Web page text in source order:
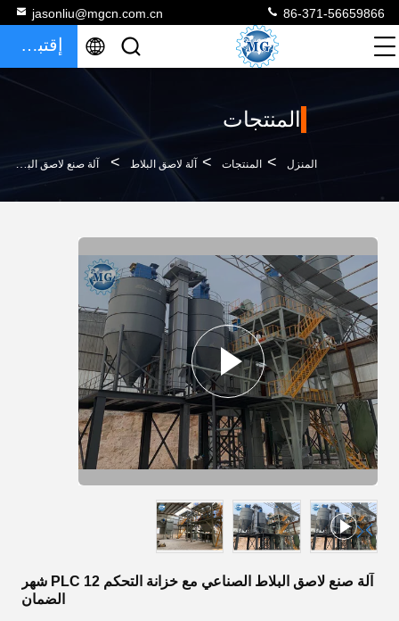
jasonliu@mgcn.com.cn 86-371-56659866
إقتباس
المنتجات
المنزل > المنتجات > آلة لاصق البلاط > آلة صنع لاصق البلاط الصناعي مع خزانة التحكم PLC 12 شهر الضمان
آلة صنع لاصق البلاط الصناعي مع خزانة التحكم PLC 12 شهر
الضمان